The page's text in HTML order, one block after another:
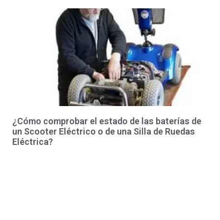
¿Cómo comprobar el estado de las baterías de
un Scooter Eléctrico o de una Silla de Ruedas
Eléctrica?